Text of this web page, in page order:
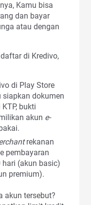
Kamu bisa
dan bayar
atau dengan
di Kredivo,
di Play Store
siapkan dokumen
bukti
akun e-
rekanan
pembayaran
(akun basic)
premium).
akun tersebut?